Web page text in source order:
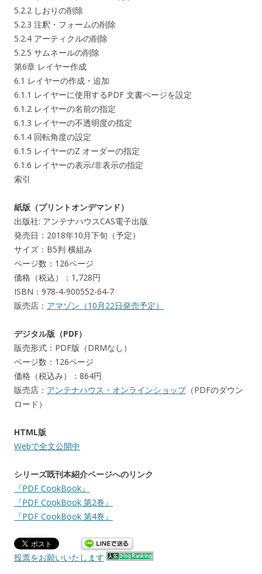
5.2.2 しおりの削除
5.2.3 注釈・フォームの削除
5.2.4 アーティクルの削除
5.2.5 サムネールの削除
第6章 レイヤー作成
6.1 レイヤーの作成・追加
6.1.1 レイヤーに使用するPDF 文書ページを設定
6.1.2 レイヤーの名前の指定
6.1.3 レイヤーの不透明度の指定
6.1.4 回転角度の設定
6.1.5 レイヤーのZ オーダーの指定
6.1.6 レイヤーの表示/非表示の指定
索引
紙版（プリントオンデマンド）
出版社: アンテナハウスCAS電子出版
発売日：2018年10月下旬（予定）
サイズ：B5判 横組み
ページ数：126ページ
価格（税込）：1,728円
ISBN：978-4-900552-64-7
販売店： アマゾン（10月22日発売予定）
デジタル版（PDF）
販売形式：PDF版（DRMなし）
ページ数：126ページ
価格（税込み）：864円
販売店： アンテナハウス・オンラインショップ（PDFのダウン
ロード）
HTML版
Webで全文公開中
シリーズ既刊本紹介ページへのリンク
『PDF CookBook』
『PDF CookBook 第2巻』
『PDF CookBook 第4巻』
投票をお願いいたします